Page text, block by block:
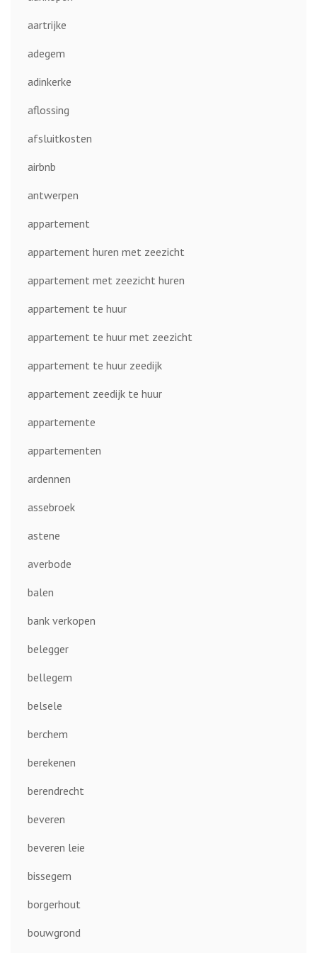
aartrijke
adegem
adinkerke
aflossing
afsluitkosten
airbnb
antwerpen
appartement
appartement huren met zeezicht
appartement met zeezicht huren
appartement te huur
appartement te huur met zeezicht
appartement te huur zeedijk
appartement zeedijk te huur
appartemente
appartementen
ardennen
assebroek
astene
averbode
balen
bank verkopen
belegger
bellegem
belsele
berchem
berekenen
berendrecht
beveren
beveren leie
bissegem
borgerhout
bouwgrond